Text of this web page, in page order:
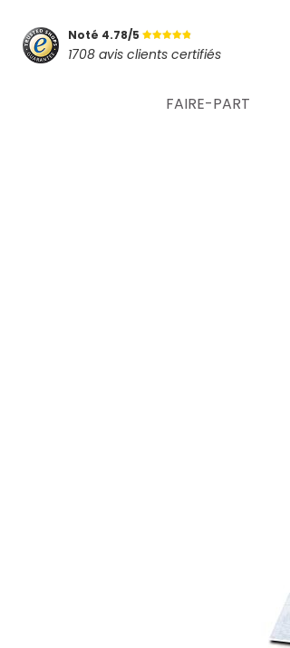
Noté 4.78/5
1708 avis clients certifiés
FAIRE-PART